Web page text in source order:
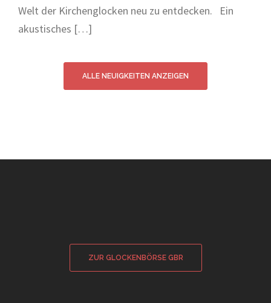
Welt der Kirchenglocken neu zu entdecken. Ein
akustisches […]
ALLE NEUIGKEITEN ANZEIGEN
ZUR GLOCKENBÖRSE GBR